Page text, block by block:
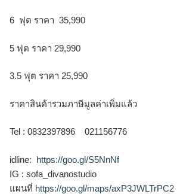
6 ฟุต ราคา 35,990
5 ฟุต ราคา 29,990
3.5 ฟุต ราคา 25,990
ราคาสินค้ารวมภาษีมูลค่าเพิ่มแล้ว
Tel : 0832397896 021156776
idline: https://goo.gl/S5NnNf
IG : sofa_divanostudio
แผนที่ https://goo.gl/maps/axP3JWLTrPC2